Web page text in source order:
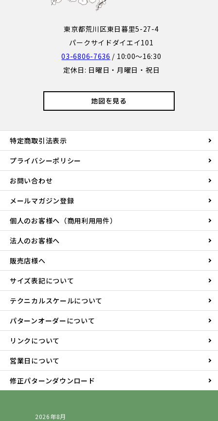
東京都荒川区東日暮里5-27-4
パークサイドダイエイ101
03-6806-7636 / 10:00～16:30
定休日: 日曜日・月曜日・祝日
地図を見る
特定商取引法表示
プライバシーポリシー
お問い合わせ
メールマガジン登録
個人のお客様へ（商用利用用件）
法人のお客様へ
販売店様へ
サイズ表記について
テクニカルスケールについて
パターンオーダーについて
リンクについて
営業日について
修正パターンダウンロード
2026年8月